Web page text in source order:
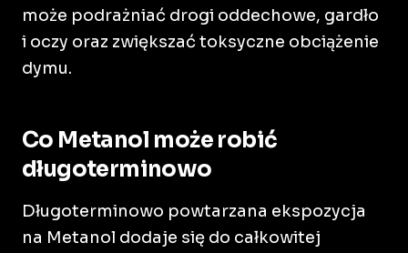
może podrażniać drogi oddechowe, gardło
i oczy oraz zwiększać toksyczne obciążenie
dymu.
Co Metanol może robić
długoterminowo
Długoterminowo powtarzana ekspozycja
na Metanol dodaje się do całkowitej